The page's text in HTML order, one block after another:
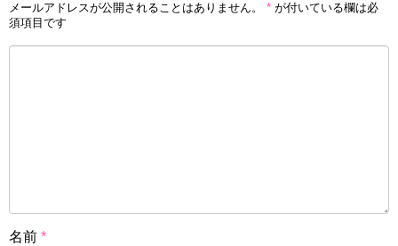
メールアドレスが公開されることはありません。 * が付いている欄は必
須項目です
名前 *